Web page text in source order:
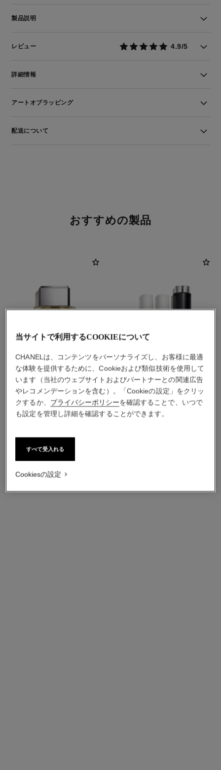
製品説明
レビュー 4.9/5
詳細情報
アートオブラッピング
配送について
おすすめの製品
エゴイスト プラチナム
オードゥ トワレット
参照番号124460
最小サイズの価格
カートに追加する
アリュール オム スポーツ
スポーツ スプレイ
参照番号123800
¥ 17,600
¥ 20,680
当サイトで利用するCOOKIEについて
CHANELは、コンテンツをパーソナライズし、お客様に最適
な体験を提供するために、Cookieおよび類似技術を使用して
います（当社のウェブサイトおよびパートナーとの関連広告
やレコメンデーションを含む）。「Cookieの設定」をクリッ
クするか、 プライバシーポリシーを確認することで、いつで
も設定を管理し詳細を確認することができます。
すべて受入れる
Cookiesの設定